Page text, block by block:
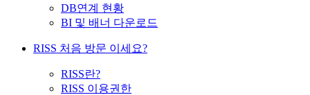
DB연계 현황
BI 및 배너 다운로드
RISS 처음 방문 이세요?
RISS란?
RISS 이용권한